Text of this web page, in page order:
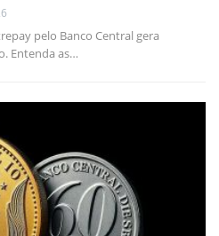
pelo Banco Central gera
Entenda as…